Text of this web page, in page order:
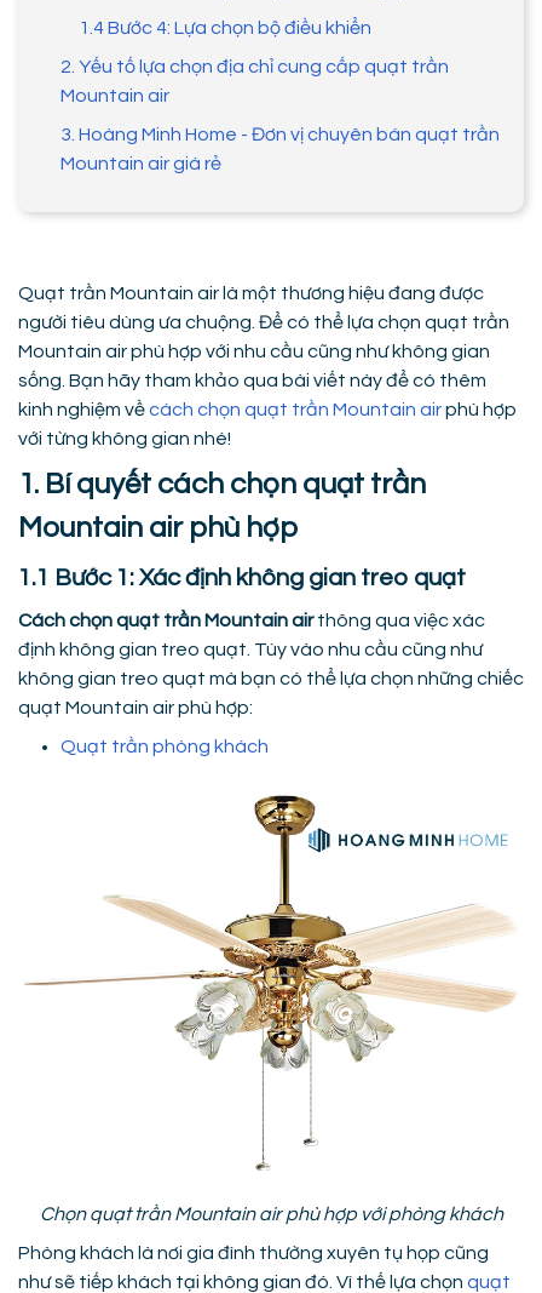
1.4 Bước 4: Lựa chọn bộ điều khiển
2. Yếu tố lựa chọn địa chỉ cung cấp quạt trần
Mountain air
3. Hoàng Minh Home - Đơn vị chuyên bán quạt trần
Mountain air giá rẻ
Quạt trần Mountain air là một thương hiệu đang được
người tiêu dùng ưa chuộng. Để có thể lựa chọn quạt trần
Mountain air phù hợp với nhu cầu cũng như không gian
sống. Bạn hãy tham khảo qua bài viết này để có thêm
kinh nghiệm vềcách chọn quạt trần Mountain airphù hợp
với từng không gian nhé!
1. Bí quyết cách chọn quạt trần
Mountain air phù hợp
1.1 Bước 1: Xác định không gian treo quạt
Cách chọn quạt trần Mountain airthông qua việc xác
định không gian treo quạt. Tùy vào nhu cầu cũng như
không gian treo quạt mà bạn có thể lựa chọn những chiếc
quạt Mountain air phù hợp:
Quạt trần phòng khách
Chọn quạt trần Mountain air phù hợp với phòng khách
Phòng khách là nơi gia đình thường xuyên tụ họp cũng
như sẽ tiếp khách tại không gian đó. Vì thế lựa chọn quạt